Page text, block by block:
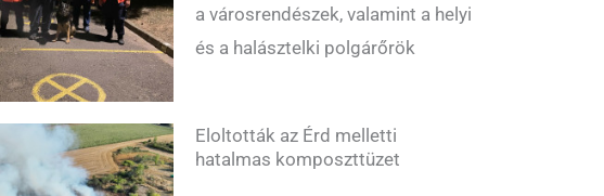
a városrendészek, valamint a helyi
és a halásztelki polgárőrök
Eloltották az Érd melletti
hatalmas komposzttüzet